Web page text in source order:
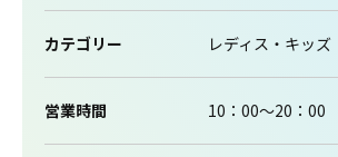
カテゴリー レディス・キッズ
営業時間 10：00～20：00